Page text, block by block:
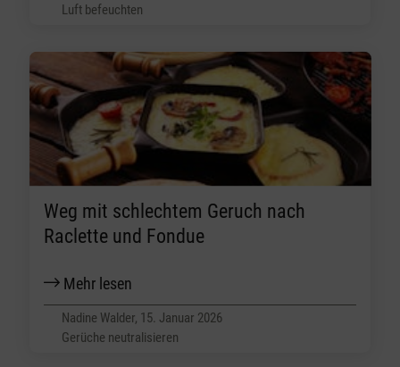
Luft befeuchten
Weg mit schlechtem Geruch nach
Raclette und Fondue
Mehr lesen
Nadine Walder, 15. Januar 2026
Gerüche neutralisieren